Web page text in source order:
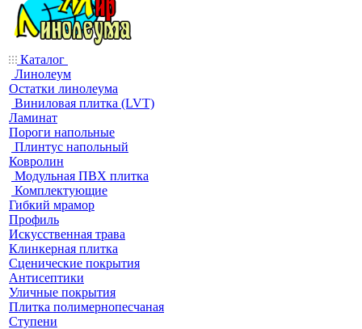
Каталог
Линолеум
Остатки линолеума
Виниловая плитка (LVT)
Ламинат
Пороги напольные
Плинтус напольный
Ковролин
Модульная ПВХ плитка
Комплектующие
Гибкий мрамор
Профиль
Искусственная трава
Клинкерная плитка
Сценические покрытия
Антисептики
Уличные покрытия
Плитка полимернопесчаная
Ступени